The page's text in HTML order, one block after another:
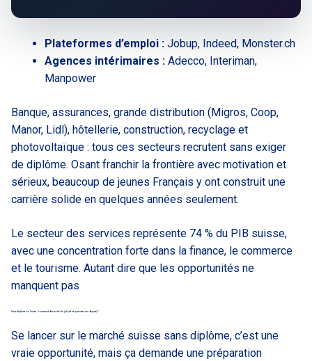
Plateformes d’emploi : Jobup, Indeed, Monster.ch
Agences intérimaires : Adecco, Interiman,
Manpower
Banque, assurances, grande distribution (Migros, Coop,
Manor, Lidl), hôtellerie, construction, recyclage et
photovoltaïque : tous ces secteurs recrutent sans exiger
de diplôme. Osant franchir la frontière avec motivation et
sérieux, beaucoup de jeunes Français y ont construit une
carrière solide en quelques années seulement.
Le secteur des services représente 74 % du PIB suisse,
avec une concentration forte dans la finance, le commerce
et le tourisme. Autant dire que les opportunités ne
manquent pas
Sans diplôme en Suisse : comment décrocher le job (et ne pas rater son départ) ?
Se lancer sur le marché suisse sans diplôme, c’est une
vraie opportunité, mais ça demande une préparation